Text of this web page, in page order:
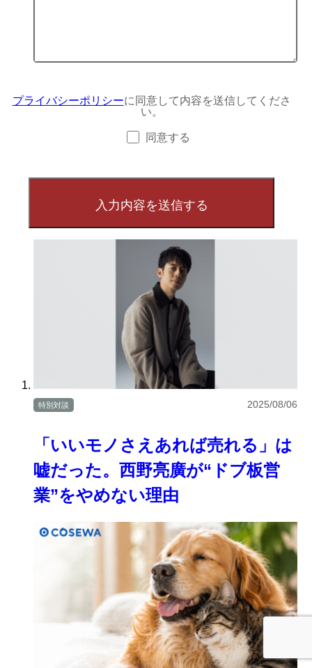
プライバシーポリシーに同意して内容を送信してくださ
い。
同意する
「いいモノさえあれば売れる」は
嘘だった。西野亮廣が“ドブ板営
業”をやめない理由
特別対談 2025/08/06